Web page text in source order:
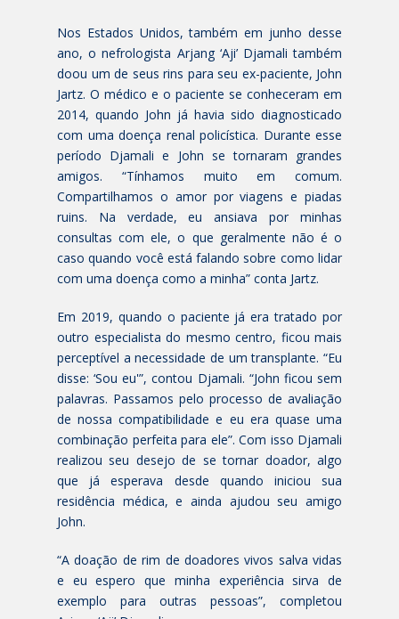
Nos Estados Unidos, também em junho desse
ano, o nefrologista Arjang ‘Aji’ Djamali também
doou um de seus rins para seu ex-paciente, John
Jartz. O médico e o paciente se conheceram em
2014, quando John já havia sido diagnosticado
com uma doença renal policística. Durante esse
período Djamali e John se tornaram grandes
amigos. “Tínhamos muito em comum.
Compartilhamos o amor por viagens e piadas
ruins. Na verdade, eu ansiava por minhas
consultas com ele, o que geralmente não é o
caso quando você está falando sobre como lidar
com uma doença como a minha” conta Jartz.
Em 2019, quando o paciente já era tratado por
outro especialista do mesmo centro, ficou mais
perceptível a necessidade de um transplante. “Eu
disse: ‘Sou eu'”, contou Djamali. “John ficou sem
palavras. Passamos pelo processo de avaliação
de nossa compatibilidade e eu era quase uma
combinação perfeita para ele”. Com isso Djamali
realizou seu desejo de se tornar doador, algo
que já esperava desde quando iniciou sua
residência médica, e ainda ajudou seu amigo
John.
“A doação de rim de doadores vivos salva vidas
e eu espero que minha experiência sirva de
exemplo para outras pessoas”, completou